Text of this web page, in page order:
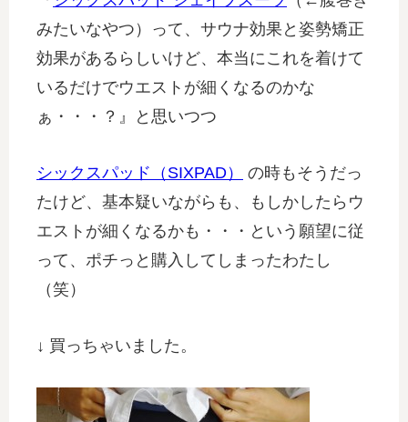
みたいなやつ）って、サウナ効果と姿勢矯正
効果があるらしいけど、本当にこれを着けて
いるだけでウエストが細くなるのかな
ぁ・・・？』と思いつつ
シックスパッド（SIXPAD）
の時もそうだっ
たけど、基本疑いながらも、もしかしたらウ
エストが細くなるかも・・・という願望に従
って、ポチっと購入してしまったわたし
（笑）
↓ 買っちゃいました。